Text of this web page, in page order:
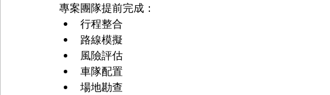
專案團隊提前完成：
行程整合
路線模擬
風險評估
車隊配置
場地勘查